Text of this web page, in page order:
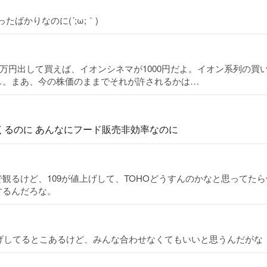
たばかりなのに(´;ω;｀)
円出して買えば、イオンシネマが1000円だよ。イオン系列の買
まあ、今の株価のままでそれが許されるかは…
のに あんなにフード販売非効率なのに
るけど、109が値上げして、TOHOどうすんのかなと思ってた
んだろな。
てるとこあるけど、みんな合わせなくてもいいと思うんだがな